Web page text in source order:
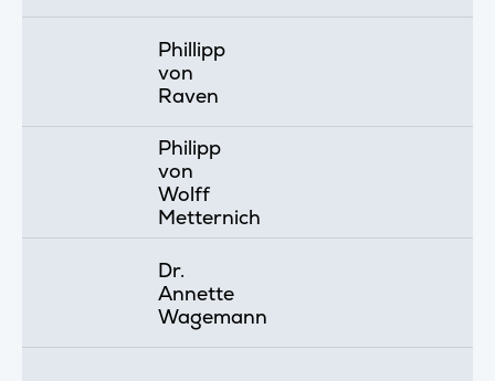
Phillipp
von
Raven
Philipp
von
Wolff
Metternich
Dr.
Annette
Wagemann